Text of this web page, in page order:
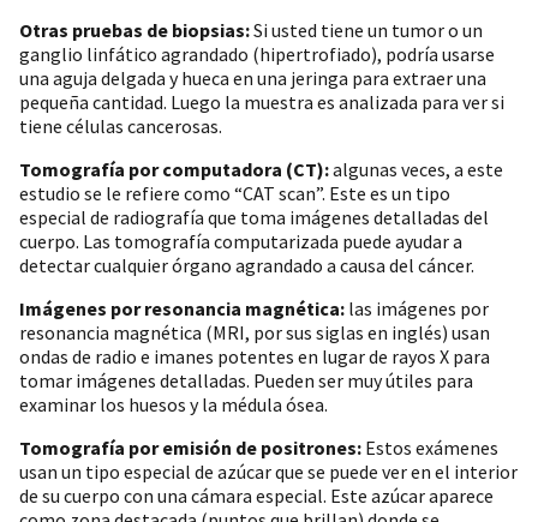
Otras pruebas de biopsias:Si usted tiene un tumor o un
ganglio linfático agrandado (hipertrofiado), podría usarse
una aguja delgada y hueca en una jeringa para extraer una
pequeña cantidad. Luego la muestra es analizada para ver si
tiene células cancerosas.
Tomografía por computadora (CT):algunas veces, a este
estudio se le refiere como “CAT scan”. Este es un tipo
especial de radiografía que toma imágenes detalladas del
cuerpo. Las tomografía computarizada puede ayudar a
detectar cualquier órgano agrandado a causa del cáncer.
Imágenes por resonancia magnética: las imágenes por
resonancia magnética (MRI, por sus siglas en inglés) usan
ondas de radio e imanes potentes en lugar de rayos X para
tomar imágenes detalladas. Pueden ser muy útiles para
examinar los huesos y la médula ósea.
Tomografía por emisión de positrones: Estos exámenes
usan un tipo especial de azúcar que se puede ver en el interior
de su cuerpo con una cámara especial. Este azúcar aparece